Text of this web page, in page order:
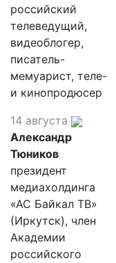
российский
телеведущий,
видеоблогер,
писатель-
мемуарист, теле-
и кинопродюсер
14 августа
Александр
Тюников
президент
медиахолдинга
«АС Байкал ТВ»
(Иркутск), член
Академии
российского